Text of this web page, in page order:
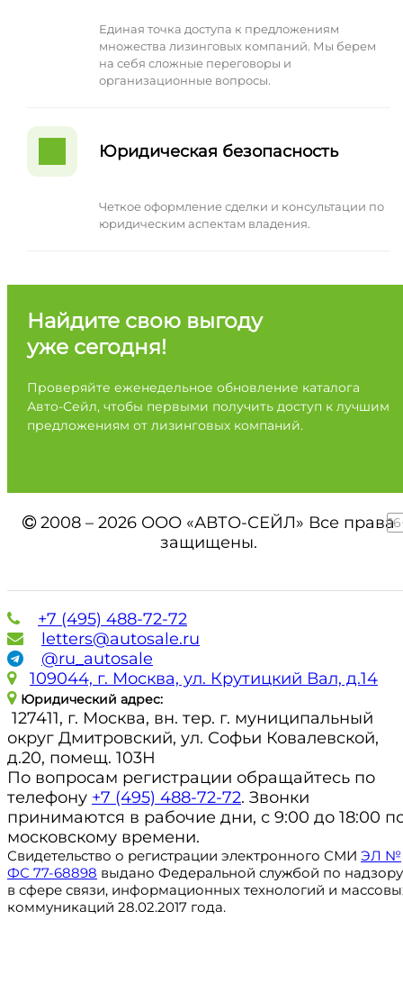
Единая точка доступа к предложениям
множества лизинговых компаний. Мы берем
на себя сложные переговоры и
организационные вопросы.
Юридическая безопасность
Четкое оформление сделки и консультации по
юридическим аспектам владения.
Найдите свою выгоду
уже сегодня!
Проверяйте еженедельное обновление каталога
Авто-Сейл, чтобы первыми получить доступ к лучшим
предложениям от лизинговых компаний.
2008 – 2026 ООО «АВТО-СЕЙЛ» Все права
защищены.
+7 (495) 488-72-72
letters@autosale.ru
@ru_autosale
109044, г. Москва, ул. Крутицкий Вал, д.14
Юридический адрес:
127411, г. Москва, вн. тер. г. муниципальный
округ Дмитровский, ул. Софьи Ковалевской,
д.20, помещ. 103Н
По вопросам регистрации обращайтесь по
телефону +7 (495) 488-72-72. Звонки
принимаются в рабочие дни, с 9:00 до 18:00
московскому времени.
Свидетельство о регистрации электронного СМИ ЭЛ №
ФС 77-68898 выдано Федеральной службой по надзору
в сфере связи, информационных технологий и
коммуникаций 28.02.2017 года.